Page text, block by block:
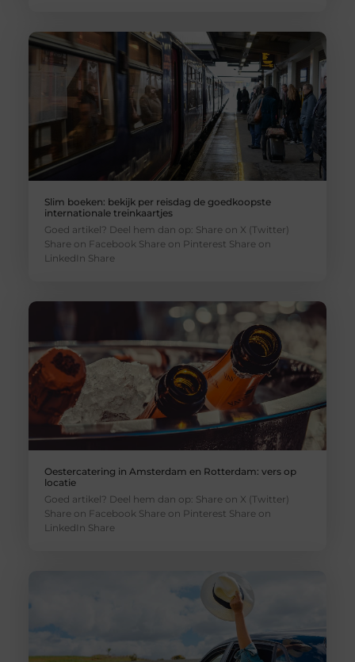
Slim boeken: bekijk per reisdag de goedkoopste
internationale treinkaartjes
Goed artikel? Deel hem dan op: Share on X (Twitter)
Share on Facebook Share on Pinterest Share on
LinkedIn Share
Oestercatering in Amsterdam en Rotterdam: vers op
locatie
Goed artikel? Deel hem dan op: Share on X (Twitter)
Share on Facebook Share on Pinterest Share on
LinkedIn Share